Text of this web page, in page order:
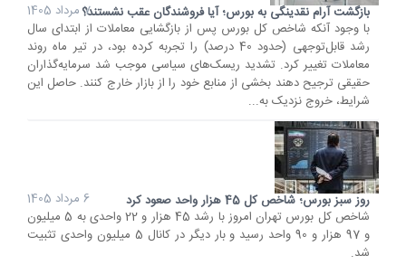
بازگشت آرام نقدینگی به بورس؛ آیا فروشندگان عقب نشستند؟
7 مرداد 1405
با وجود آنکه شاخص کل بورس پس از بازگشایی معاملات از ابتدای سال
رشد قابل‌توجهی (حدود 40 درصد) را تجربه کرده بود، در تیر ماه روند
معاملات تغییر کرد. تشدید ریسک‌های سیاسی موجب شد سرمایه‌گذاران
حقیقی ترجیح دهند بخشی از منابع خود را از بازار خارج کنند. حاصل این
شرایط، خروج نزدیک به...
روز سبز بورس؛ شاخص کل 45 هزار واحد صعود کرد
6 مرداد 1405
شاخص کل بورس تهران امروز با رشد 45 هزار و 22 واحدی به 5 میلیون
و 97 هزار و 90 واحد رسید و بار دیگر در کانال 5 میلیون واحدی تثبیت
شد.